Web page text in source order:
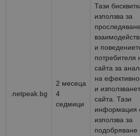
.netpeak.bg
2 месеца
4
седмици
Тази
използва за
и
потребителя
сайта за
на
и
сайта. Тази
информация
използва за
подобряване